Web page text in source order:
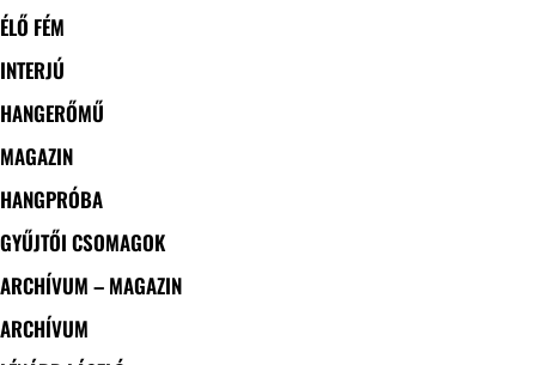
ÉLŐ FÉM
INTERJÚ
HANGERŐMŰ
MAGAZIN
HANGPRÓBA
GYŰJTŐI CSOMAGOK
ARCHÍVUM – MAGAZIN
ARCHÍVUM